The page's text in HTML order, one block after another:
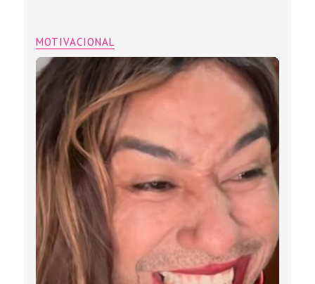
MOTIVACIONAL